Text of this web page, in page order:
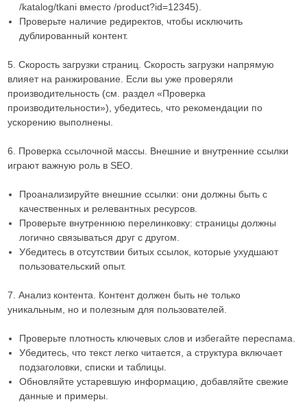
/katalog/tkani вместо /product?id=12345).
Проверьте наличие редиректов, чтобы исключить
дублированный контент.
5. Скорость загрузки страниц. Скорость загрузки напрямую
влияет на ранжирование. Если вы уже проверяли
производительность (см. раздел «Проверка
производительности»), убедитесь, что рекомендации по
ускорению выполнены.
6. Проверка ссылочной массы. Внешние и внутренние ссылки
играют важную роль в SEO.
Проанализируйте внешние ссылки: они должны быть с
качественных и релевантных ресурсов.
Проверьте внутреннюю перелинковку: страницы должны
логично связываться друг с другом.
Убедитесь в отсутствии битых ссылок, которые ухудшают
пользовательский опыт.
7. Анализ контента. Контент должен быть не только
уникальным, но и полезным для пользователей.
Проверьте плотность ключевых слов и избегайте переспама.
Убедитесь, что текст легко читается, а структура включает
подзаголовки, списки и таблицы.
Обновляйте устаревшую информацию, добавляйте свежие
данные и примеры.